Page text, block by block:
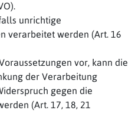
unrichtige
verarbeitet werden (Art. 16
vor, kann die
der Verarbeitung
gegen die
(Art. 17, 18, 21